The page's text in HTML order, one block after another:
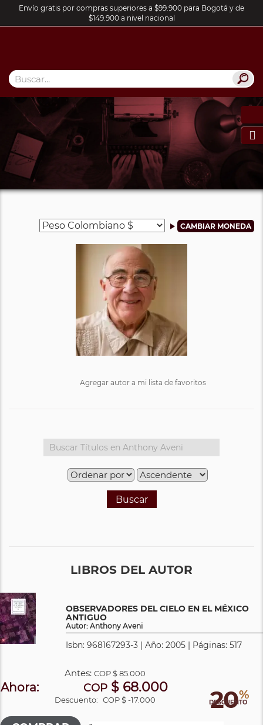
Envío gratis por compras superiores a $99.900 para Bogotá y de
$149.900 a nivel nacional

Agregar autor a mi lista de favoritos
Buscar
LIBROS DEL AUTOR
OBSERVADORES DEL CIELO EN EL MÉXICO
ANTIGUO
Autor: Anthony Aveni
Isbn: 968167293-3 | Año: 2005 | Páginas: 517
20%
DESCUENTO
Antes:COP$ 85.000
Ahora: COP $ 68.000
Descuento: COP $ -17.000